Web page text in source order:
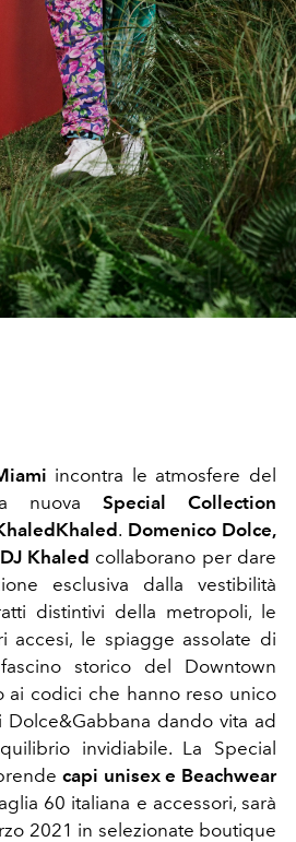
incontra le atmosfere del
nuova Special Collection
. Domenico Dolce,
Khaled collaborano per dare
esclusiva dalla vestibilità
distintivi della metropoli, le
accesi, le spiagge assolate di
storico del Downtown
ai codici che hanno reso unico
dando vita ad
invidiabile. La Special
capi unisex e Beachwear
60 italiana e accessori, sarà
2021 in selezionate boutique